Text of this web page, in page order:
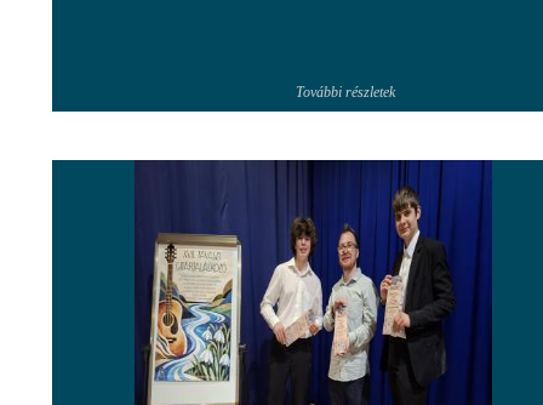
További részletek